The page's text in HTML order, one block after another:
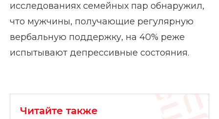
исследованиях семейных пар обнаружил,
что мужчины, получающие регулярную
вербальную поддержку, на 40% реже
испытывают депрессивные состояния.
Читайте также